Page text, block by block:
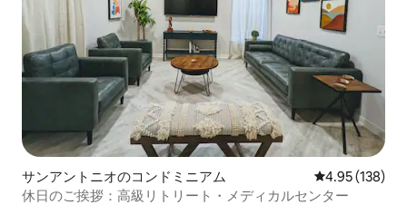
サンアントニオのコンドミニアム レビュー138
4.95 (138)
休日のご挨拶：高級リトリート・メディカルセンター